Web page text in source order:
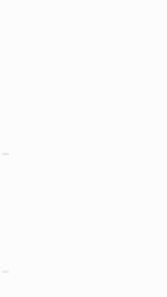
აკეთებს -